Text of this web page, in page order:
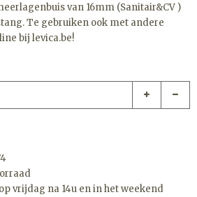
van 16mm (Sanitair&CV )
Te gebruiken ook met andere
bij levica.be!
vrijdag na 14u en in het weekend